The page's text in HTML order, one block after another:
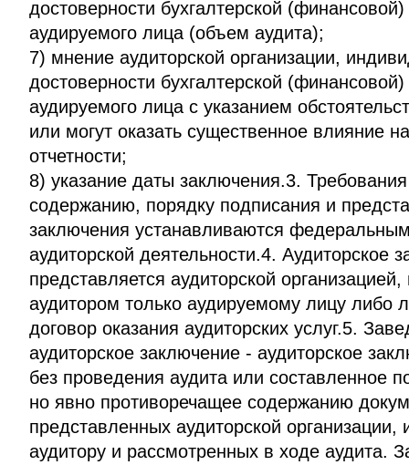
достоверности бухгалтерской (финансовой)
аудируемого лица (объем аудита);
7) мнение аудиторской организации,
достоверности бухгалтерской (финансовой)
аудируемого лица с указанием
или могут оказать существенное влияние
отчетности;
8) указание даты заключения.3.
содержанию, порядку подписания и
заключения устанавливаются
аудиторской деятельности.4. Аудиторское
представляется аудиторской
аудитором только аудируемому лицу либо
договор оказания аудиторских услуг.5.
аудиторское заключение - аудиторское
без проведения аудита или составленное
но явно противоречащее содержанию
представленных аудиторской
аудитору и рассмотренных в ходе аудита.